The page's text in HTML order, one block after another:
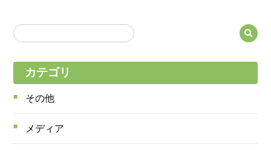
カテゴリ
その他
メディア